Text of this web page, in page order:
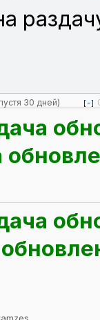
30 дней) [-]